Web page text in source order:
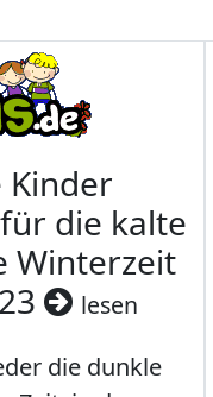
die kalte
Winterzeit
lesen
die dunkle